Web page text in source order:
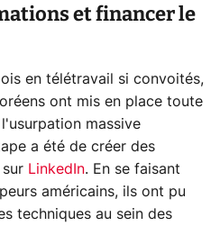
et financer le
en télétravail si convoités,
ont mis en place toute
massive
a été de créer des
LinkedIn. En se faisant
américains, ils ont pu
techniques au sein des